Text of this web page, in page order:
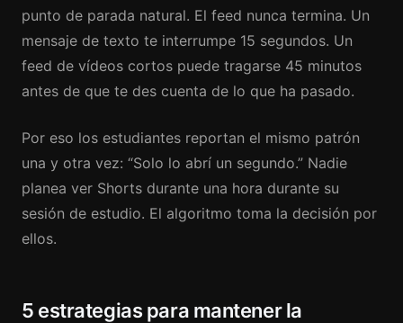
punto de parada natural. El feed nunca termina. Un
mensaje de texto te interrumpe 15 segundos. Un
feed de vídeos cortos puede tragarse 45 minutos
antes de que te des cuenta de lo que ha pasado.
Por eso los estudiantes reportan el mismo patrón
una y otra vez: “Solo lo abrí un segundo.” Nadie
planea ver Shorts durante una hora durante su
sesión de estudio. El algoritmo toma la decisión por
ellos.
5 estrategias para mantener la